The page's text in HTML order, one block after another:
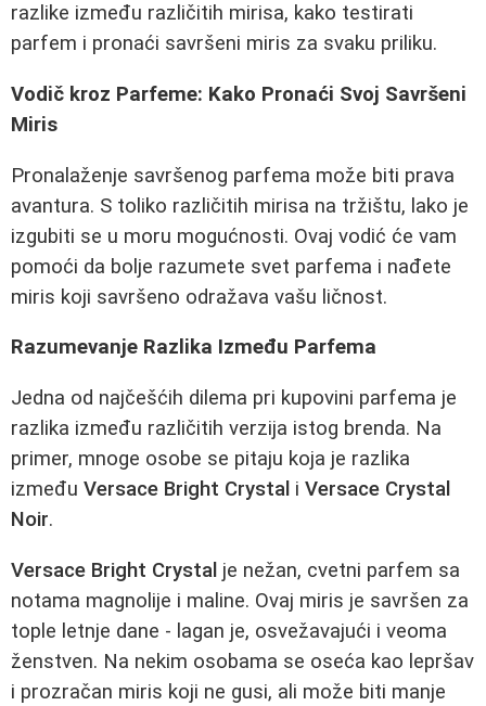
razlike između različitih mirisa, kako testirati
parfem i pronaći savršeni miris za svaku priliku.
Vodič kroz Parfeme: Kako Pronaći Svoj Savršeni
Miris
Pronalaženje savršenog parfema može biti prava
avantura. S toliko različitih mirisa na tržištu, lako je
izgubiti se u moru mogućnosti. Ovaj vodić će vam
pomoći da bolje razumete svet parfema i nađete
miris koji savršeno odražava vašu ličnost.
Razumevanje Razlika Između Parfema
Jedna od najčešćih dilema pri kupovini parfema je
razlika između različitih verzija istog brenda. Na
primer, mnoge osobe se pitaju koja je razlika
između Versace Bright Crystal i Versace Crystal
Noir.
Versace Bright Crystal je nežan, cvetni parfem sa
notama magnolije i maline. Ovaj miris je savršen za
tople letnje dane - lagan je, osvežavajući i veoma
ženstven. Na nekim osobama se oseća kao lepršav
i prozračan miris koji ne gusi, ali može biti manje